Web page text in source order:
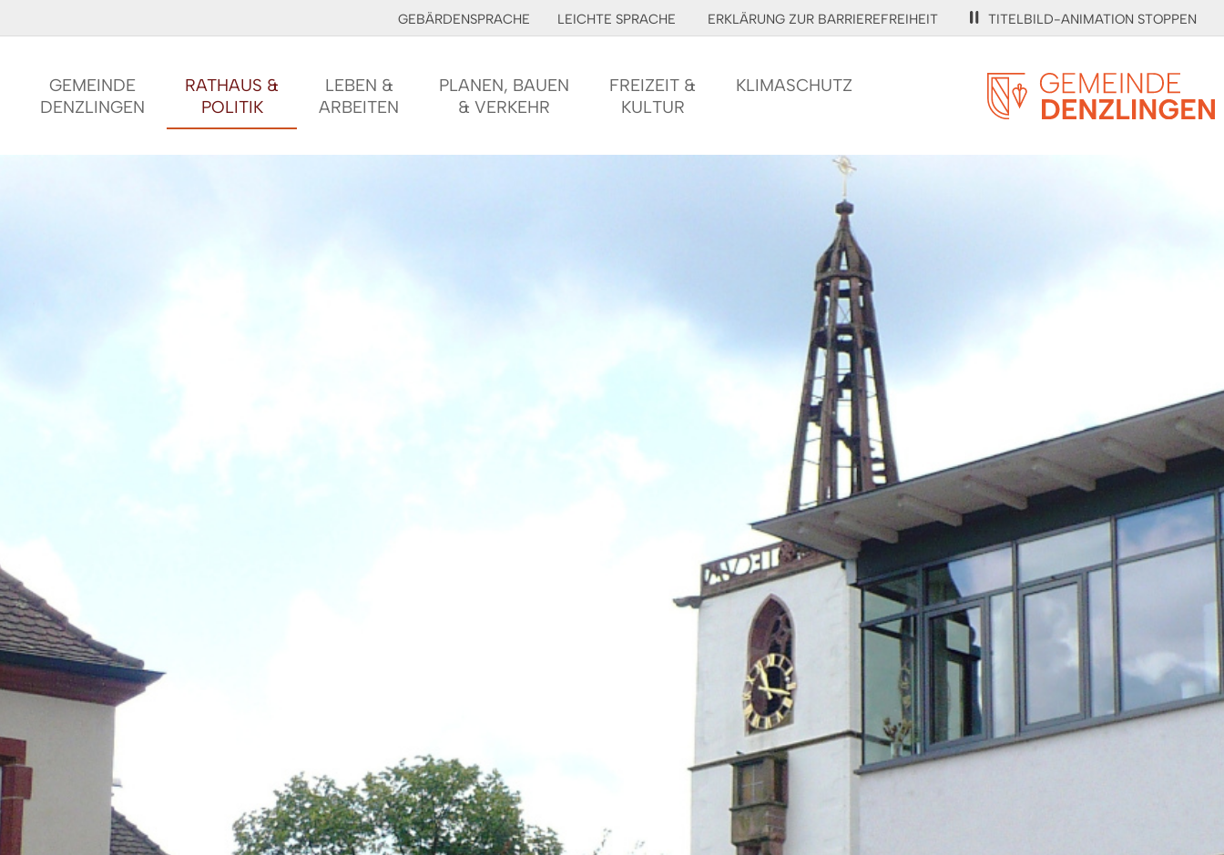
GEBÄRDENSPRACHE LEICHTE SPRACHE ERKLÄRUNG ZUR BARRIEREFREIHEIT TITELBILD-ANIMATION STOPPEN
GEMEINDE
DENZLINGEN
RATHAUS &
POLITIK
LEBEN &
ARBEITEN
PLANEN, BAUEN
& VERKEHR
FREIZEIT &
KULTUR
KLIMASCHUTZ